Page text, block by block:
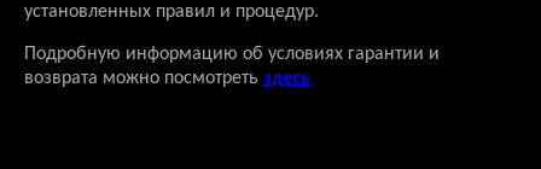
установленных правил и процедур.
Подробную информацию об условиях гарантии и
возврата можно посмотреть здесь